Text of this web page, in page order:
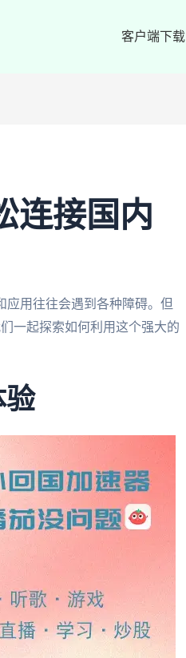
客户端下载
连接国内
应用往往会遇到各种障碍。但
一起探索如何利用这个强大的
验